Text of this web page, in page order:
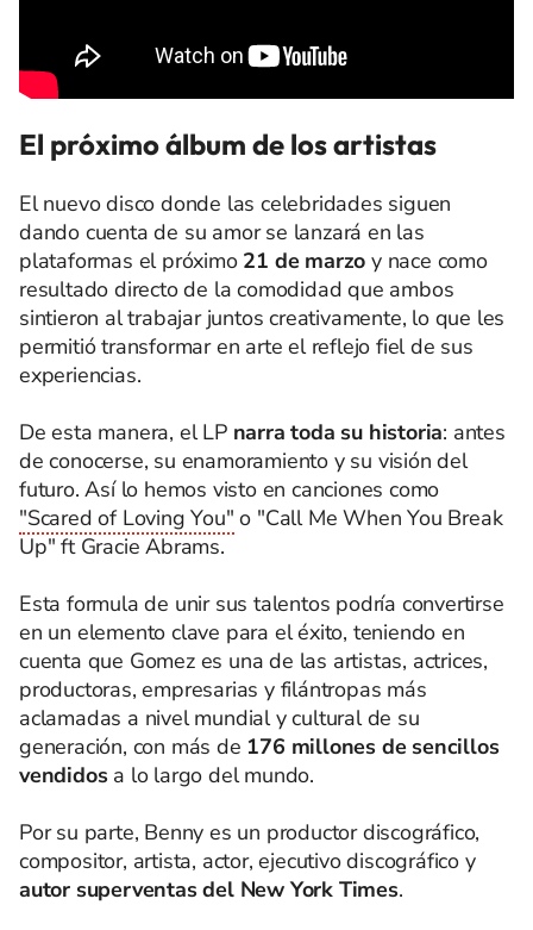
El próximo álbum de los artistas
El nuevo disco donde las celebridades siguen
dando cuenta de su amor se lanzará en las
plataformas el próximo 21 de marzoy nace como
resultado directo de la comodidad que ambos
sintieron al trabajar juntos creativamente, lo que les
permitió transformar en arte el reflejo fiel de sus
experiencias.
De esta manera, el LP narra toda su historia: antes
de conocerse, su enamoramiento y su visión del
futuro. Así lo hemos visto en canciones como
"Scared of Loving You" o "Call Me When You Break
Up" ft Gracie Abrams.
Esta formula de unir sus talentos podría convertirse
en un elemento clave para el éxito, teniendo en
cuenta que Gomez es una de las artistas, actrices,
productoras, empresarias y filántropas más
aclamadas a nivel mundial y cultural de su
generación, con más de 176 millones de sencillos
vendidosa lo largo del mundo.
Por su parte, Benny es un productor discográfico,
compositor, artista, actor, ejecutivo discográfico y
autor superventas del New York Times.